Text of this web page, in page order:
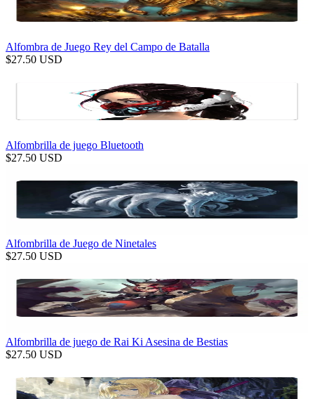
Alfombra de Juego Rey del Campo de Batalla
$27.50 USD
Alfombrilla de juego Bluetooth
$27.50 USD
Alfombrilla de Juego de Ninetales
$27.50 USD
Alfombrilla de juego de Rai Ki Asesina de Bestias
$27.50 USD